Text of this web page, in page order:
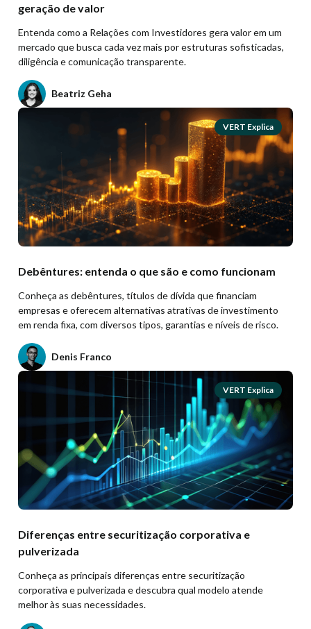
geração de valor
Entenda como a Relações com Investidores gera valor em um
mercado que busca cada vez mais por estruturas sofisticadas,
diligência e comunicação transparente.
Beatriz Geha
VERT Explica
Debêntures: entenda o que são e como funcionam
Conheça as debêntures, títulos de dívida que financiam
empresas e oferecem alternativas atrativas de investimento
em renda fixa, com diversos tipos, garantias e níveis de risco.
Denis Franco
VERT Explica
Diferenças entre securitização corporativa e
pulverizada
Conheça as principais diferenças entre securitização
corporativa e pulverizada e descubra qual modelo atende
melhor às suas necessidades.